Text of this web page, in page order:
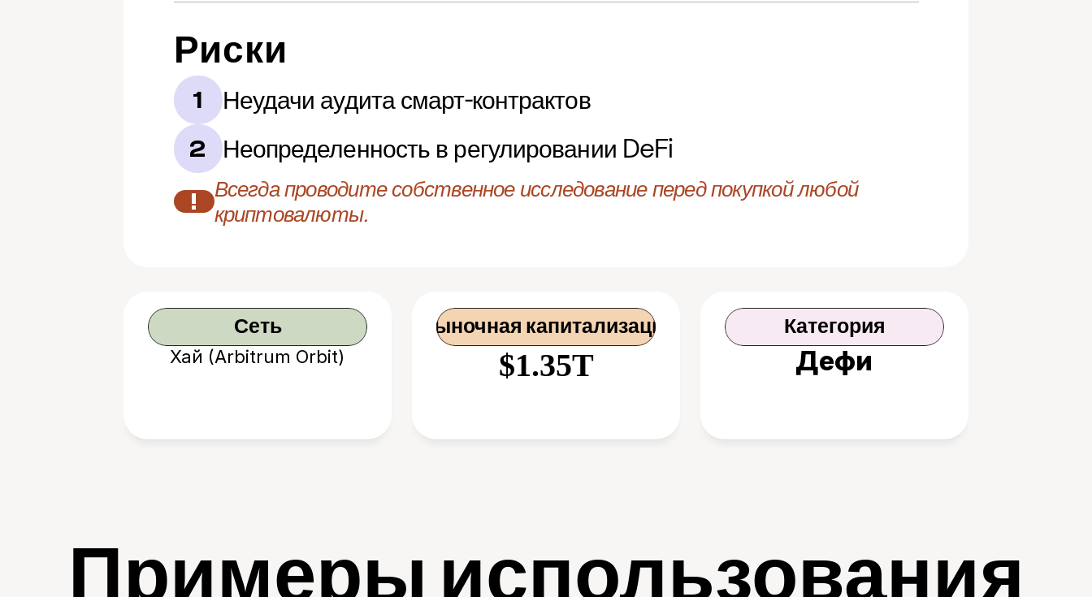
Риски
1 Неудачи аудита смарт-контрактов
2 Неопределенность в регулировании DeFi
!
Всегда проводите собственное исследование перед покупкой любой
криптовалюты.
Сеть
Хай (Arbitrum Orbit)
Рыночная капитализация
$1.35T
Категория
Дефи
Примеры использования